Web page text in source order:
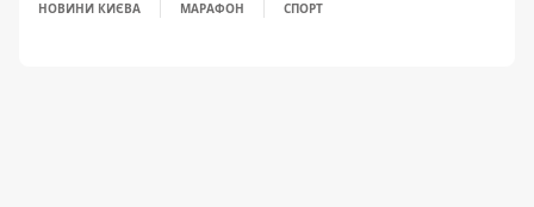
НОВИНИ КИЄВА МАРАФОН СПОРТ